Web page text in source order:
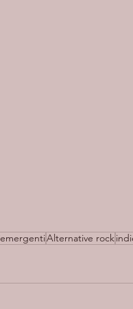
Alternative rock